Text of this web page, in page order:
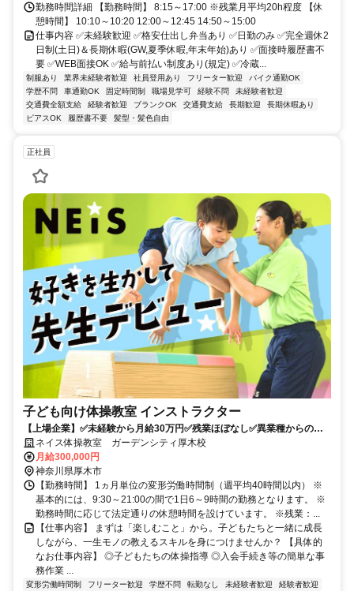
勤務時間詳細 【勤務時間】 8:15～17:00 ※残業月平均20h程度 【休
憩時間】 10:10～10:20 12:00～12:45 14:50～15:00
仕事内容 ✅未経験歓迎 ✅格安仕出し弁当あり ✅日勤のみ ✅完全週休2
日制(土日)＆長期休暇(GW,夏季休暇,年末年始)あり ✅面接時履歴書不
要 ✅WEB面接OK ✅給与前払い制度あり(規定) ✅冷蔵...
制服あり 業界未経験者歓迎 社員登用あり フリーター歓迎
バイク通勤OK
学歴不問
車通勤OK 固定時間制 職場見学可 経験不問
未経験者歓迎
交通費全額支給
経験者歓迎 ブランクOK 交通費支給 長期歓迎
長期休暇あり
ピアスOK
履歴書不要 髪型・髪色自由
正社員
子ども向け体操教室 インストラクター
【上場企業】✅未経験から月給30万円✅残業ほぼなし✅異業種からの転
職多数✅子供の未来をつくる仕事
ネイス体操教室 ガーデンシティ厚木校
月給300,000円
神奈川県厚木市
【勤務時間】 1ヵ月単位の変形労働時間制（週平均40時間以内） ※
基本的には、9:30～21:00の間で1日6～9時間の勤務となります。 ※
勤務時間に応じて法定通りの休憩時間を設けています。 ※残業：...
【仕事内容】 まずは「楽しむこと」から。子どもたちと一緒に成長
しながら、一生モノの教えるスキルを身につけませんか？ 【具体的
なお仕事内容】 ◎子どもたちの体操指導 ◎入会手続き等の簡単な事
務作業 ...
変形労働時間制 フリーター歓迎 学歴不問 転勤なし 未経験者歓迎
経験者歓迎